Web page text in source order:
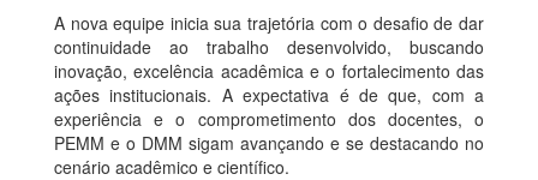
A nova equipe inicia sua trajetória com o desafio de dar
continuidade ao trabalho desenvolvido, buscando
inovação, excelência acadêmica e o fortalecimento das
ações institucionais. A expectativa é de que, com a
experiência e o comprometimento dos docentes, o
PEMM e o DMM sigam avançando e se destacando no
cenário acadêmico e científico.